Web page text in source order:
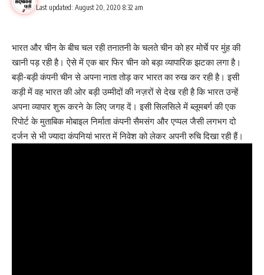
Last updated: August 20, 2020 8:32 am
भारत और चीन के बीच चल रही तनातनी के चलते चीन को हर मोर्चे पर मुंह की
खानी पड़ रही है। ऐसे में एक बार फिर चीन को बड़ा व्यापारिक झटका लगा है।
बड़ी-बड़ी कंपनी चीन से अपना नाता तोड़ कर भारत का रुख कर रही है। इसी
कड़ी में वह भारत की ओर बड़ी उम्मीदों की नज़रों से देख रही है कि भारत उन्हें
अपना व्यापार शुरू करने के लिए जगह दें। इसी सिलसिले में ब्लूमबर्ग की एक
रिपोर्ट के मुताबिक मोबाइल निर्माता कंपनी सैमसंग और एप्पल जैसी लगभग दो
दर्जन से भी ज्यादा कंपनियां भारत में निवेश को लेकर अपनी रुचि दिखा रही हैं।